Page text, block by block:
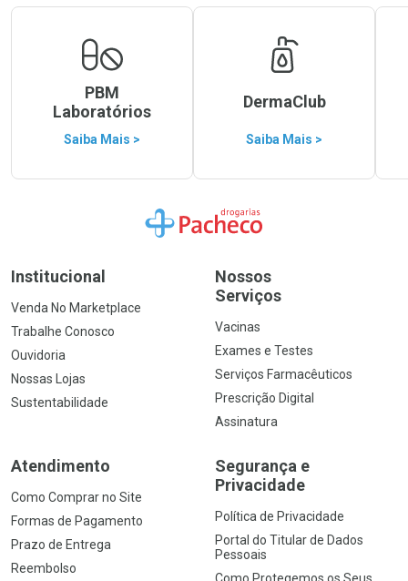
PBM
Laboratórios
Saiba Mais >
DermaClub
Saiba Mais >
Ir para a Home
Institucional
Venda No Marketplace
Trabalhe Conosco
Ouvidoria
Nossas Lojas
Sustentabilidade
Nossos
Serviços
Vacinas
Exames e Testes
Serviços Farmacêuticos
Prescrição Digital
Assinatura
Atendimento
Como Comprar no Site
Formas de Pagamento
Prazo de Entrega
Reembolso
Segurança e
Privacidade
Política de Privacidade
Portal do Titular de Dados
Pessoais